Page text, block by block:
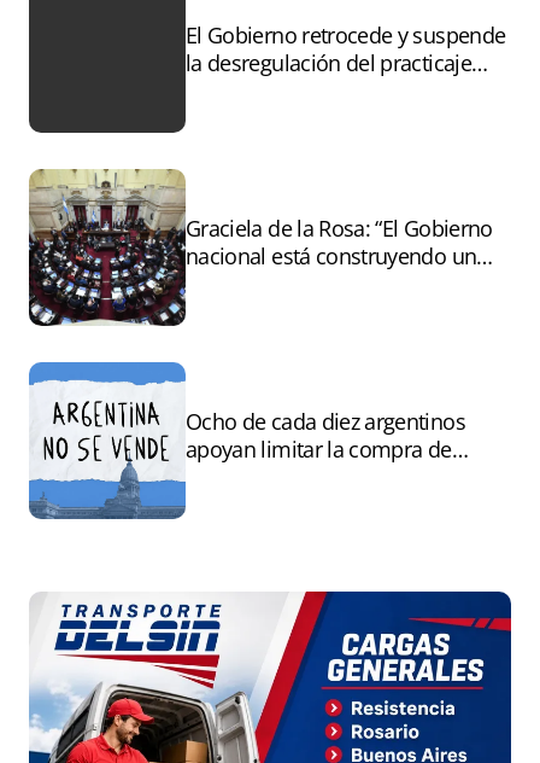
El Gobierno retrocede y suspende
la desregulación del practicaje
Graciela de la Rosa: “El Gobierno
nacional está construyendo un
Ocho de cada diez argentinos
apoyan limitar la compra de